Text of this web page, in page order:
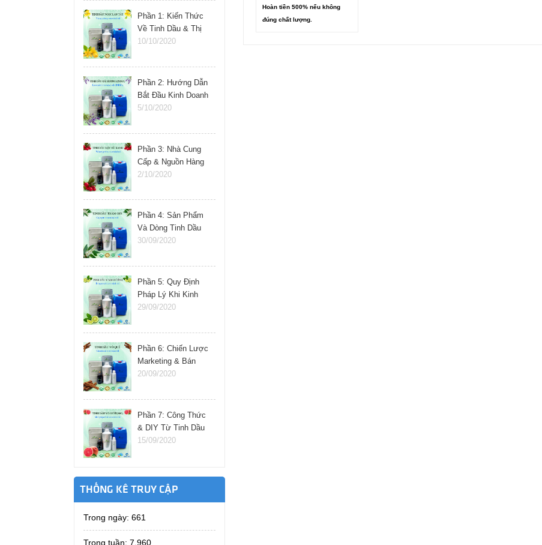
Phần 1: Kiến Thức
Về Tinh Dầu & Thị
Trường
10/10/2020
Phần 2: Hướng Dẫn
Bắt Đầu Kinh Doanh
Tinh Dầu
5/10/2020
Phần 3: Nhà Cung
Cấp & Nguồn Hàng
Tinh Dầu
2/10/2020
Phần 4: Sản Phẩm
Và Dòng Tinh Dầu
Nên Kinh Doanh
30/09/2020
Phần 5: Quy Định
Pháp Lý Khi Kinh
Doanh Tinh Dầu
29/09/2020
Phần 6: Chiến Lược
Marketing & Bán
Hàng Tinh Dầu
20/09/2020
Phần 7: Công Thức
& DIY Từ Tinh Dầu
15/09/2020
THỐNG KÊ TRUY CẬP
Trong ngày: 661
Trong tuần: 7.960
Hoàn tiền 500% nếu không
đúng chất lượng.